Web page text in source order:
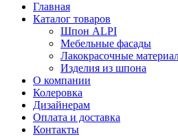
Главная
Каталог товаров
Шпон ALPI
Мебельные фасады
Лакокрасочные
Изделия из шпона
О компании
Колеровка
Дизайнерам
Оплата и доставка
Контакты